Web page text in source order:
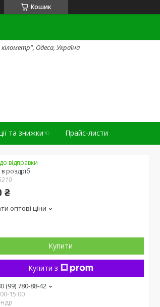
Кошик
Одеса, Україна
та знижки☜ Прайс-листи
відправки
роздріб
₴
оптові ціни
Купити
Купити з
(99) 780-88-42
15:00